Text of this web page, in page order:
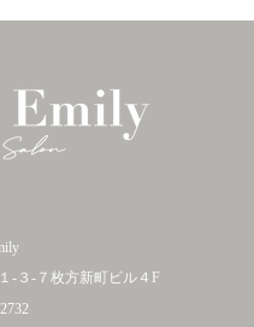
-３-７枚方新町ビル４F